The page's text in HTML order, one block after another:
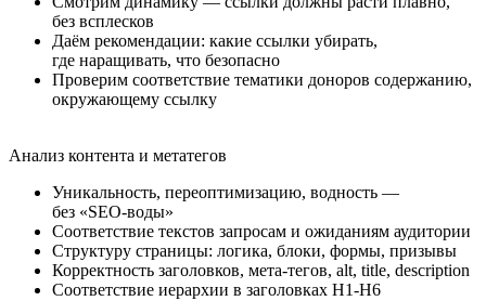
без всплесков
Даём рекомендации: какие ссылки убирать,
где наращивать, что безопасно
Проверим соответствие тематики доноров содержанию,
окружающему ссылку
Анализ контента и метатегов
Уникальность, переоптимизацию, водность —
без «SEO-воды»
Соответствие текстов запросам и ожиданиям аудитории
Структуру страницы: логика, блоки, формы, призывы
Корректность заголовков, мета-тегов, alt, title, description
Соответствие иерархии в заголовках H1-H6